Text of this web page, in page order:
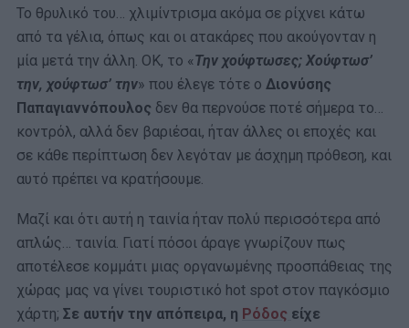
Το θρυλικό του… χλιμίντρισμα ακόμα σε ρίχνει κάτω
από τα γέλια, όπως και οι ατακάρες που ακούγονταν η
μία μετά την άλλη. ΟΚ, το «Την χούφτωσες; Χούφτωσ’
την, χούφτωσ’ την» που έλεγε τότε ο Διονύσης
Παπαγιαννόπουλος δεν θα περνούσε ποτέ σήμερα το…
κοντρόλ, αλλά δεν βαριέσαι, ήταν άλλες οι εποχές και
σε κάθε περίπτωση δεν λεγόταν με άσχημη πρόθεση, και
αυτό πρέπει να κρατήσουμε.
Μαζί και ότι αυτή η ταινία ήταν πολύ περισσότερα από
απλώς… ταινία. Γιατί πόσοι άραγε γνωρίζουν πως
αποτέλεσε κομμάτι μιας οργανωμένης προσπάθειας της
χώρας μας να γίνει τουριστικό hot spot στον παγκόσμιο
χάρτη; Σε αυτήν την απόπειρα, η Ρόδος είχε